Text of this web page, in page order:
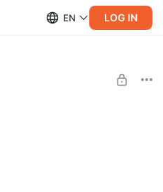
EN LOG IN
и заработок: